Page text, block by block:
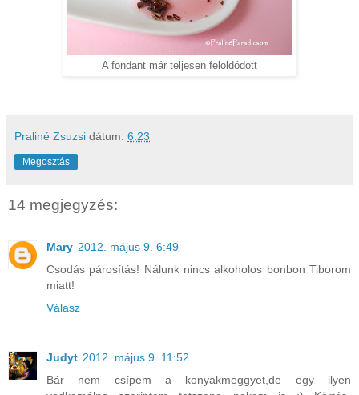
A fondant már teljesen feloldódott
Praliné Zsuzsi dátum: 6:23
Megosztás
14 megjegyzés:
Mary 2012. május 9. 6:49
Csodás párosítás! Nálunk nincs alkoholos bonbon Tiborom
miatt!
Válasz
Judyt 2012. május 9. 11:52
Bár nem csípem a konyakmeggyet,de egy ilyen